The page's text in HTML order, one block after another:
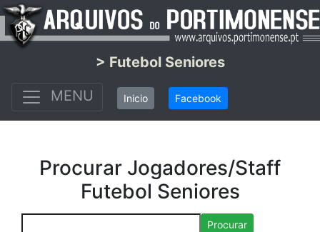
> Futebol Seniores
MENU
Inicio Facebook
Procurar Jogadores/Staff
Futebol Seniores
Procurar